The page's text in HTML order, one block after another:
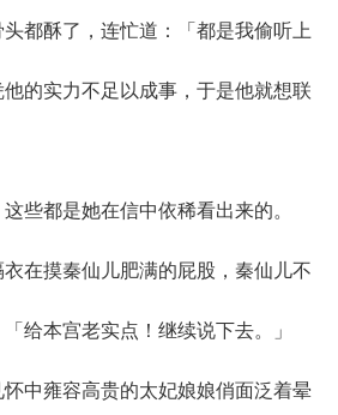
都酥了，连忙道：「都是我偷听上
的实力不足以成事，于是他就想联
都是她在信中依稀看出来的。
摸秦仙儿肥满的屁股，秦仙儿不
给本宫老实点！继续说下去。」
雍容高贵的太妃娘娘俏面泛着晕